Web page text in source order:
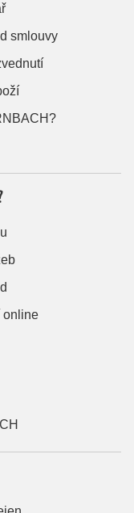
smlouvy
online